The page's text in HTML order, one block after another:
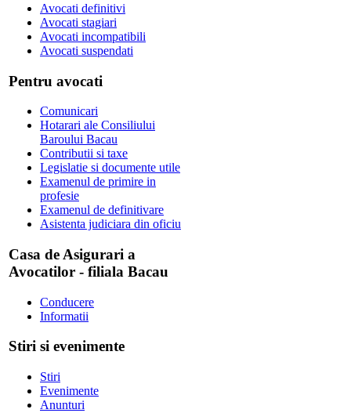
Avocati definitivi
Avocati stagiari
Avocati incompatibili
Avocati suspendati
Pentru avocati
Comunicari
Hotarari ale Consiliului
Baroului Bacau
Contributii si taxe
Legislatie si documente utile
Examenul de primire in
profesie
Examenul de definitivare
Asistenta judiciara din oficiu
Casa de Asigurari a
Avocatilor - filiala Bacau
Conducere
Informatii
Stiri si evenimente
Stiri
Evenimente
Anunturi